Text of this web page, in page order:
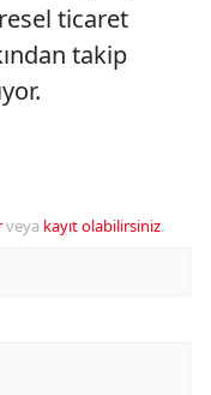
ticaret
takip
veya kayıt olabilirsiniz.